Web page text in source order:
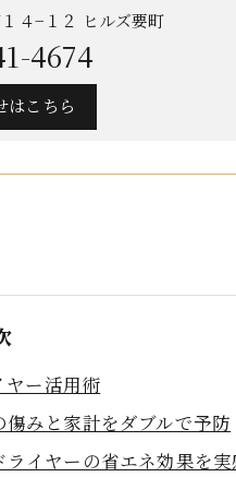
４−１２ ヒルズ要町
4674
はこちら
ヤー活用術
みと家計をダブルで予防
イヤーの省エネ効果を